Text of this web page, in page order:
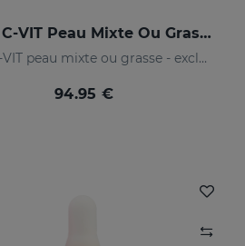
PACK C-VIT Peau Mixte Ou Grasse
Pack C-VIT peau mixte ou grasse - exclusif en ligne
94.95 €